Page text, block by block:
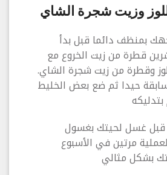
وزيت شجرة الشاي
بمنظف دائما قبل بدأ
قطرة من زيت الخروع مع
وقطرة من زيت شجرة الشاي.
حيدا ثم ضع بعض الخليط
قبل غسل لحيتك بغسول
مرتين في الأسبوع